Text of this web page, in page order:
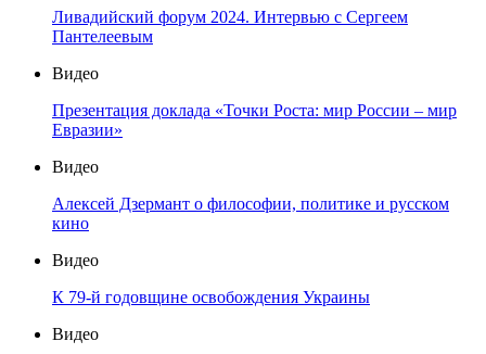
Ливадийский форум 2024. Интервью с Сергеем
Пантелеевым
Видео
Презентация доклада «Точки Роста: мир России – мир
Евразии»
Видео
Алексей Дзермант о философии, политике и русском
кино
Видео
К 79-й годовщине освобождения Украины
Видео